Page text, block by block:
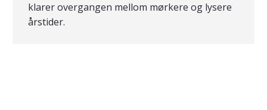
klarer overgangen mellom mørkere og lysere
årstider.